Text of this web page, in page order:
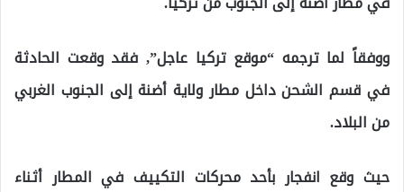
ووفقاً لما ترجمه “موقع تركيا عاجل”, فقد وقعت الحادثة
في قسم الشحن داخل مطار ولاية أضنة إلى الجنوب الغربي
من البلاد.
حيث وقع انفجار بأحد محركات التكييف في المطار أثناء